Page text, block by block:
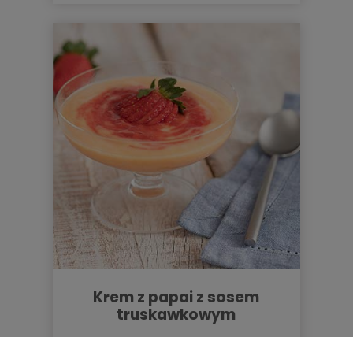
krem z papai z sosem
truskawkowym